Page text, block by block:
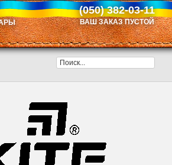
(050) 382-03-11
ВАШ ЗАКАЗ ПУСТОЙ